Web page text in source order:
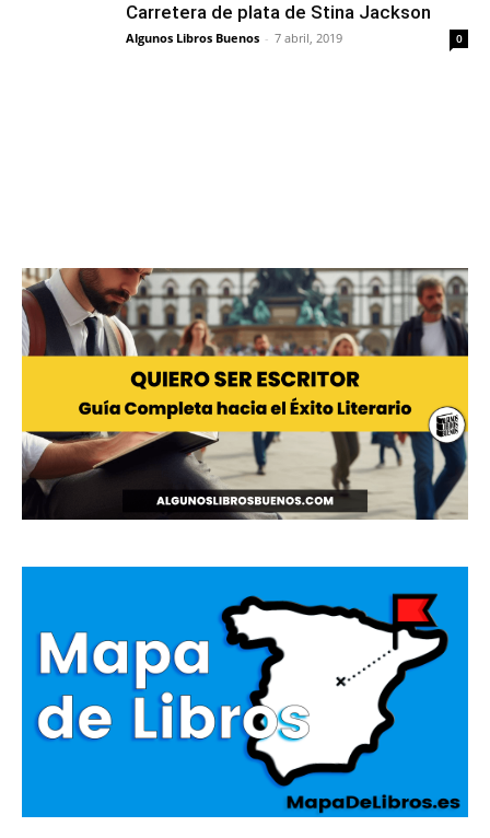
Carretera de plata de Stina Jackson
Algunos Libros Buenos - 7 abril, 2019 0